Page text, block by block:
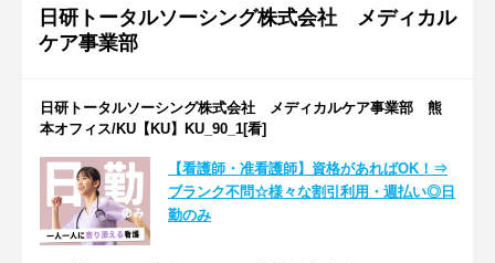
日研トータルソーシング株式会社 メディカル
ケア事業部
日研トータルソーシング株式会社 メディカルケア事業部 熊
本オフィス/KU【KU】KU_90_1[看]
【看護師・准看護師】資格があればOK！⇒
ブランク不問☆様々な割引利用・週払い◎日
勤のみ